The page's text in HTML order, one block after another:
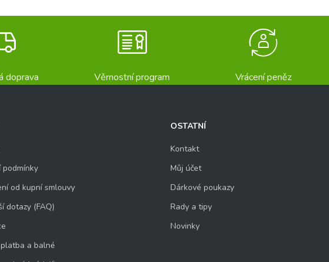
doprava Věrnostní program Vrácení peněz
podmínky
od kupní smlouvy
dotazy (FAQ)
a balné
OSTATNÍ
Kontakt
Můj účet
Dárkové poukazy
Rady a tipy
Novinky